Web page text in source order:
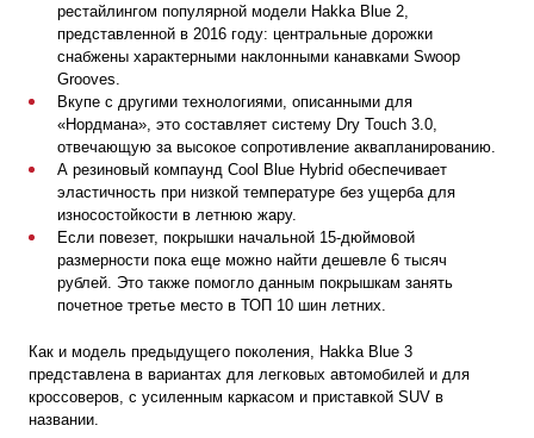
рестайлингом популярной модели Hakka Blue 2,
представленной в 2016 году: центральные дорожки
снабжены характерными наклонными канавками Swoop
Grooves.
Вкупе с другими технологиями, описанными для
«Нордмана», это составляет систему Dry Touch 3.0,
отвечающую за высокое сопротивление аквапланированию.
А резиновый компаунд Cool Blue Hybrid обеспечивает
эластичность при низкой температуре без ущерба для
износостойкости в летнюю жару.
Если повезет, покрышки начальной 15-дюймовой
размерности пока еще можно найти дешевле 6 тысяч
рублей. Это также помогло данным покрышкам занять
почетное третье место в ТОП 10 шин летних.
Как и модель предыдущего поколения, Hakka Blue 3
представлена в вариантах для легковых автомобилей и для
кроссоверов, с усиленным каркасом и приставкой SUV в
названии.